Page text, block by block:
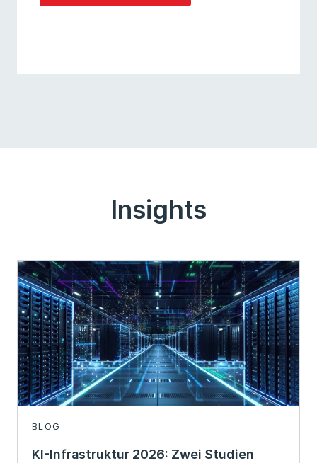
Insights
BLOG
KI-Infrastruktur 2026: Zwei Studien